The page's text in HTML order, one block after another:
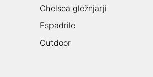
Chelsea gležnjarji
Espadrile
Outdoor